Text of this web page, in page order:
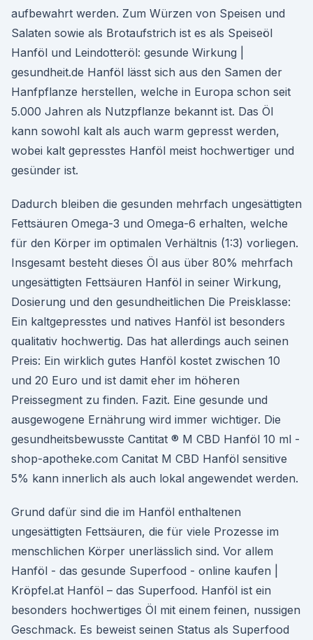
aufbewahrt werden. Zum Würzen von Speisen und
Salaten sowie als Brotaufstrich ist es als Speiseöl
Hanföl und Leindotteröl: gesunde Wirkung |
gesundheit.de Hanföl lässt sich aus den Samen der
Hanfpflanze herstellen, welche in Europa schon seit
5.000 Jahren als Nutzpflanze bekannt ist. Das Öl
kann sowohl kalt als auch warm gepresst werden,
wobei kalt gepresstes Hanföl meist hochwertiger und
gesünder ist.
Dadurch bleiben die gesunden mehrfach ungesättigten
Fettsäuren Omega-3 und Omega-6 erhalten, welche
für den Körper im optimalen Verhältnis (1:3) vorliegen.
Insgesamt besteht dieses Öl aus über 80% mehrfach
ungesättigten Fettsäuren Hanföl in seiner Wirkung,
Dosierung und den gesundheitlichen Die Preisklasse:
Ein kaltgepresstes und natives Hanföl ist besonders
qualitativ hochwertig. Das hat allerdings auch seinen
Preis: Ein wirklich gutes Hanföl kostet zwischen 10
und 20 Euro und ist damit eher im höheren
Preissegment zu finden. Fazit. Eine gesunde und
ausgewogene Ernährung wird immer wichtiger. Die
gesundheitsbewusste Cantitat ® M CBD Hanföl 10 ml -
shop-apotheke.com Canitat M CBD Hanföl sensitive
5% kann innerlich als auch lokal angewendet werden.
Grund dafür sind die im Hanföl enthaltenen
ungesättigten Fettsäuren, die für viele Prozesse im
menschlichen Körper unerlässlich sind. Vor allem
Hanföl - das gesunde Superfood - online kaufen |
Kröpfel.at Hanföl – das Superfood. Hanföl ist ein
besonders hochwertiges Öl mit einem feinen, nussigen
Geschmack. Es beweist seinen Status als Superfood